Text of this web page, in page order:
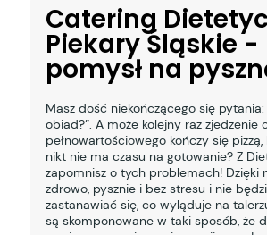
Catering
Piekary Śląskie -
pomysł na
Masz dość niekończącego się pytania:
obiad?”. A może kolejny raz zjedzenie
pełnowartościowego kończy się
nikt nie ma czasu na gotowanie? Z
zapomnisz o tych problemach! Dzięki
zdrowo, pysznie i bez stresu i nie
zastanawiać się, co wyląduje na
są skomponowane w taki sposób, że